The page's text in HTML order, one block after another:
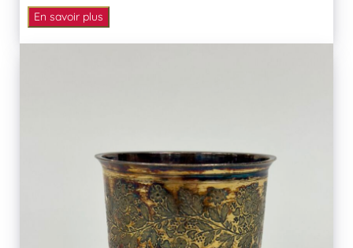
En savoir plus